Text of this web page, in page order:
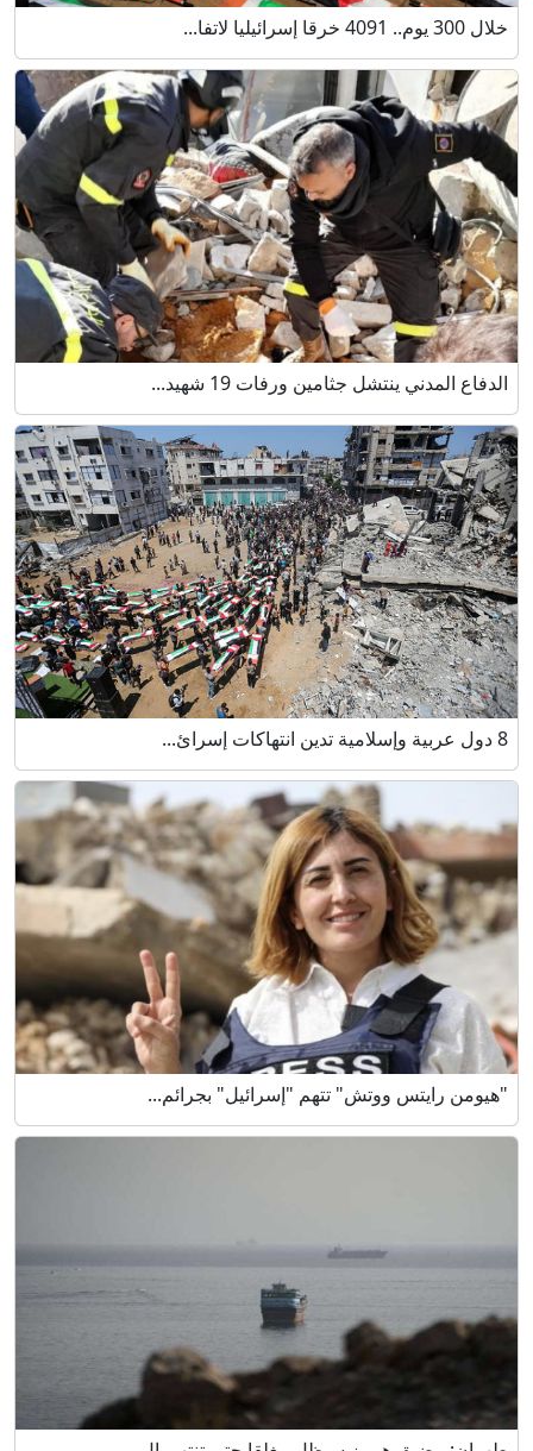
خلال 300 يوم.. 4091 خرقا إسرائيليا لاتفا...
الدفاع المدني ينتشل جثامين ورفات 19 شهيد...
8 دول عربية وإسلامية تدين انتهاكات إسرائ...
"هيومن رايتس ووتش" تتهم "إسرائيل" بجرائم...